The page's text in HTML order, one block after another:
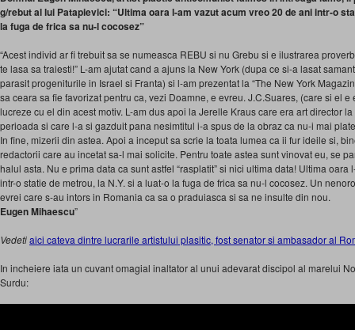
g/rebut al lui Patapievici: “Ultima oara l-am vazut acum vreo 20 de ani intr-o
la fuga de frica sa nu-l cocosez”
“Acest individ ar fi trebuit sa se numeasca REBU si nu Grebu si e ilustrarea
te lasa sa traiesti!” L-am ajutat cand a ajuns la New York (dupa ce si-a lasat
parasit progeniturile in Israel si Franta) si l-am prezentat la “The New York
sa ceara sa fie favorizat pentru ca, vezi Doamne, e evreu. J.C.Suares, (care si el
lucreze cu el din acest motiv. L-am dus apoi la Jerelle Kraus care era art director la
perioada si care l-a si gazduit pana nesimtitul i-a spus de la obraz ca nu-i mai
In fine, mizerii din astea. Apoi a inceput sa scrie la toata lumea ca ii fur ideile si,
redactorii care au incetat sa-l mai solicite. Pentru toate astea sunt vinovat eu, se
halul asta. Nu e prima data ca sunt astfel “rasplatit” si nici ultima data! Ultima
intr-o statie de metrou, la N.Y. si a luat-o la fuga de frica sa nu-l cocosez. Un
evrei care s-au intors in Romania ca sa o praduiasca si sa ne insulte din nou.
Eugen Mihaescu”
Vedetiaici cateva dintre lucrarile artistului plasitic, fost senator si ambasador al
In incheiere iata un cuvant omagial inaltator al unui adevarat discipol al marelui
Surdu: